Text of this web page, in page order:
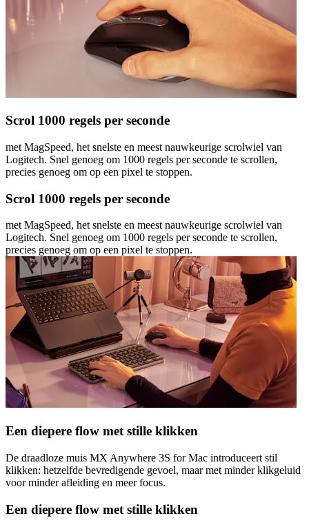
Scrol 1000 regels per seconde
met MagSpeed, het snelste en meest nauwkeurige scrolwiel van
Logitech. Snel genoeg om 1000 regels per seconde te scrollen,
precies genoeg om op een pixel te stoppen.
Scrol 1000 regels per seconde
met MagSpeed, het snelste en meest nauwkeurige scrolwiel van
Logitech. Snel genoeg om 1000 regels per seconde te scrollen,
precies genoeg om op een pixel te stoppen.
Een diepere flow met stille klikken
De draadloze muis MX Anywhere 3S for Mac introduceert stil
klikken: hetzelfde bevredigende gevoel, maar met minder klikgeluid
voor minder afleiding en meer focus.
Een diepere flow met stille klikken